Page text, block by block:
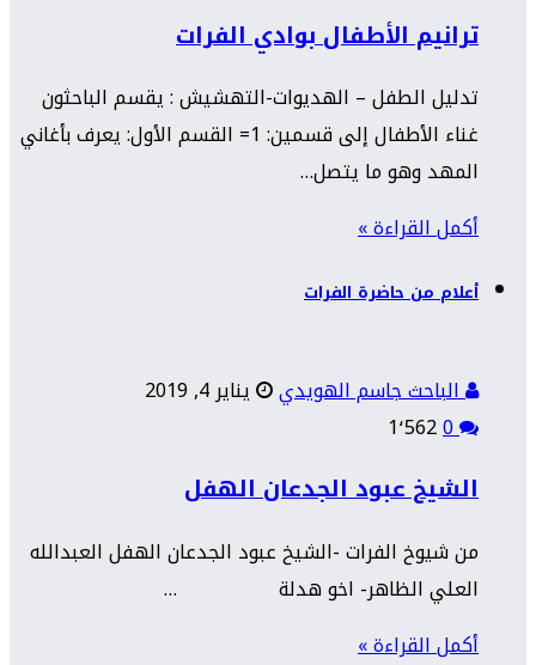
ترانيم الأطفال بوادي الفرات
تدليل الطفل – الهديوات-التهشيش : يقسم الباحثون
غناء الأطفال إلى قسمين: 1= القسم الأول: يعرف بأغاني
المهد وهو ما يتصل…
أكمل القراءة »
أعلام من حاضرة الفرات
الباحث جاسم الهويدي
يناير 4, 2019
0
الشيخ عبود الجدعان الهفل
من شيوخ الفرات -الشيخ عبود الجدعان الهفل العبدالله
العلي الظاهر- اخو هدلة …
أكمل القراءة »